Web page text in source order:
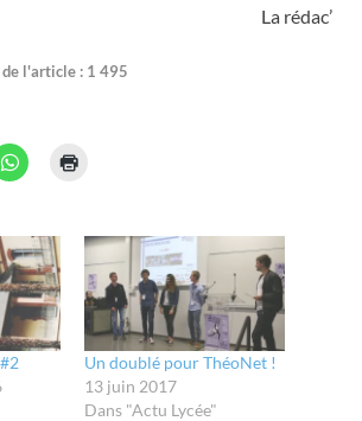
La rédac’
de l'article : 1 495
Un doublé pour ThéoNet !
13 juin 2017
Dans "Actu Lycée"